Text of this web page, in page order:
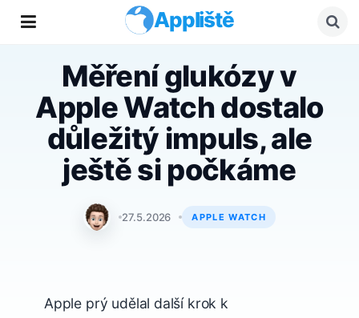
Appliště
Měření glukózy v
Apple Watch dostalo
důležitý impuls, ale
ještě si počkáme
Matyáš Kozák
27.5.2026 APPLE WATCH
Apple prý udělal další krok k